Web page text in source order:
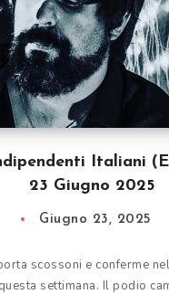
Italiani
23 Giugno 2025
Giugno 23, 2025
scossoni e conferme
settimana. Il podio